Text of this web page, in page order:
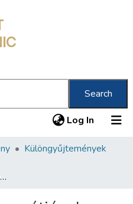
Search
Log In (current)
Különgyűjtemények
Budapest közúti vasútjának válsága és az orvoslás útja